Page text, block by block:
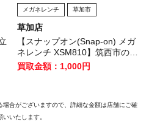
メガネレンチ 草加市
草加店
【スナップオン(Snap-on) メガ
ネレンチ XSM810】筑西市のお
客様から買取いたしました！
買取金額：1,000円
合がございますので、詳細な金額は店舗にご確
いいたします。